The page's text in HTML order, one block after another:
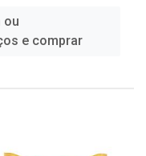
ou
e comprar